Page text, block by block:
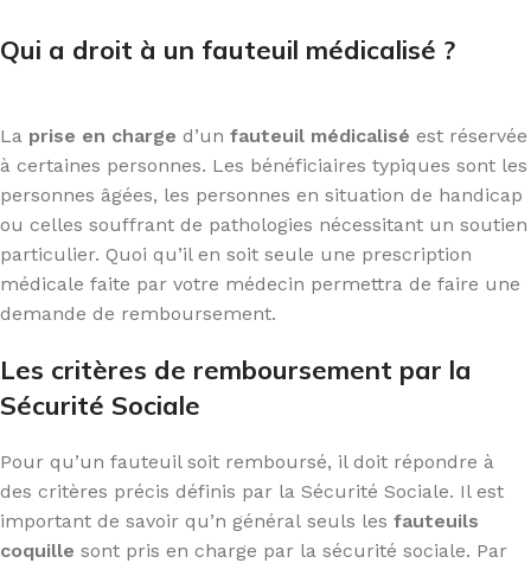
Qui a droit à un fauteuil médicalisé ?
La prise en charge d’un fauteuil médicalisé est réservée
à certaines personnes. Les bénéficiaires typiques sont les
personnes âgées, les personnes en situation de handicap
ou celles souffrant de pathologies nécessitant un soutien
particulier. Quoi qu’il en soit seule une prescription
médicale faite par votre médecin permettra de faire une
demande de remboursement.
Les critères de remboursement par la
Sécurité Sociale
Pour qu’un fauteuil soit remboursé, il doit répondre à
des critères précis définis par la Sécurité Sociale. Il est
important de savoir qu’n général seuls les fauteuils
coquille sont pris en charge par la sécurité sociale. Par